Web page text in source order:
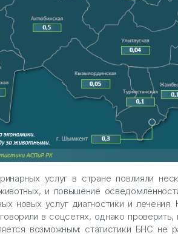
услуг в стране повлияли
и повышение
новых услуг диагностики и
в соцсетях, однако
возможным: статистики БНС не